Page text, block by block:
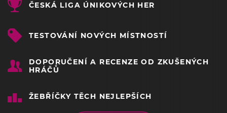
ČESKÁ LIGA ÚNIKOVÝCH HER
TESTOVÁNÍ NOVÝCH MÍSTNOSTÍ
DOPORUČENÍ A RECENZE OD ZKUŠENÝCH
HRÁČŮ
ŽEBŘÍČKY TĚCH NEJLEPŠÍCH